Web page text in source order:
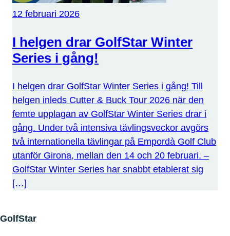
12 februari 2026
I helgen drar GolfStar Winter
Series i gång!
I helgen drar GolfStar Winter Series i gång! Till
helgen inleds Cutter & Buck Tour 2026 när den
femte upplagan av GolfStar Winter Series drar i
gång. Under två intensiva tävlingsveckor avgörs
två internationella tävlingar på Empordà Golf Club
utanför Girona, mellan den 14 och 20 februari. –
GolfStar Winter Series har snabbt etablerat sig
[…]
GolfStar